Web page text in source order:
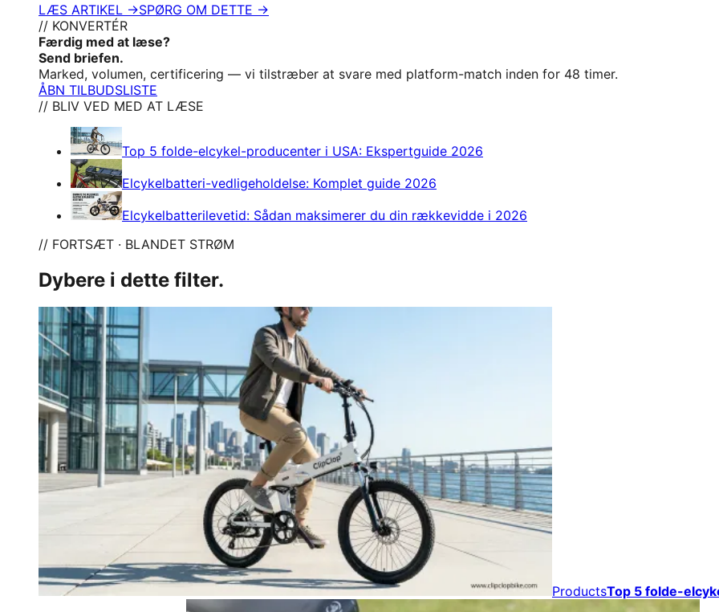
LÆS ARTIKEL →SPØRG OM DETTE →
// KONVERTÉR
Færdig med at læse?
Send briefen.
Marked, volumen, certificering — vi tilstræber at svare med platform-match inden for 48 timer.
ÅBN TILBUDSLISTE
// BLIV VED MED AT LÆSE
Top 5 folde-elcykel-producenter i USA: Ekspertguide 2026
Elcykelbatteri-vedligeholdelse: Komplet guide 2026
Elcykelbatterilevetid: Sådan maksimerer du din rækkevidde i 2026
// FORTSÆT · BLANDET STRØM
Dybere i dette filter.
ProductsTop 5 folde-